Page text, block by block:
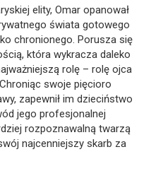
elity, Omar opanował
świata gotowego
chronionego. Porusza się
która wykracza daleko
rolę – rolę ojca
swoje pięcioro
zapewnił im dzieciństwo
jego profesjonalnej
rozpoznawalną twarzą
najcenniejszy skarb za